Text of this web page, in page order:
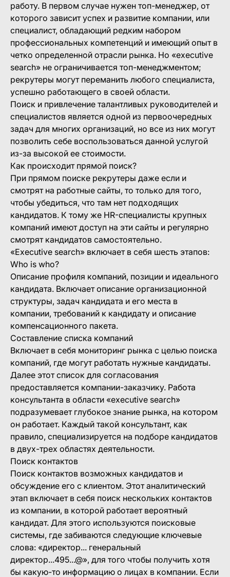
работу. В первом случае нужен топ-менеджер, от
которого зависит успех и развитие компании, или
специалист, обладающий редким набором
профессиональных компетенций и имеющий опыт в
четко определенной отрасли рынка. Но «executive
search» не ограничивается топ-менеджментом;
рекрутеры могут переманить любого специалиста,
успешно работающего в своей области.
Поиск и привлечение талантливых руководителей и
специалистов является одной из первоочередных
задач для многих организаций, но все из них могут
позволить себе воспользоваться данной услугой
из-за высокой ее стоимости.
Как происходит прямой поиск?
При прямом поиске рекрутеры даже если и
смотрят на работные сайты, то только для того,
чтобы убедиться, что там нет подходящих
кандидатов. К тому же HR-специалисты крупных
компаний имеют доступ на эти сайты и регулярно
смотрят кандидатов самостоятельно.
«Executive search» включает в себя шесть этапов:
Who is who?
Описание профиля компаний, позиции и идеального
кандидата. Включает описание организационной
структуры, задач кандидата и его места в
компании, требований к кандидату и описание
компенсационного пакета.
Составление списка компаний
Включает в себя мониторинг рынка с целью поиска
компаний, где могут работать нужные кандидаты.
Далее этот список для согласования
предоставляется компании-заказчику. Работа
консультанта в области «executive search»
подразумевает глубокое знание рынка, на котором
он работает. Каждый такой консультант, как
правило, специализируется на подборе кандидатов
в двух-трех областях деятельности.
Поиск контактов
Поиск контактов возможных кандидатов и
обсуждение его с клиентом. Этот аналитический
этап включает в себя поиск нескольких контактов
из компании, в которой работает вероятный
кандидат. Для этого используются поисковые
системы, где забиваются следующие ключевые
слова: «директор... генеральный
директор...495...@», для того чтобы получить хотя
бы какую-то информацию о лицах в компании. Если